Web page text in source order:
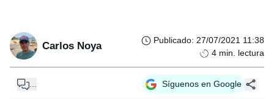
Carlos Noya Publicado: 27/07/2021 11:38
4 min. lectura
... Síguenos en Google